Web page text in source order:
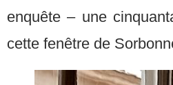
enquête – une
cette fenêtre de